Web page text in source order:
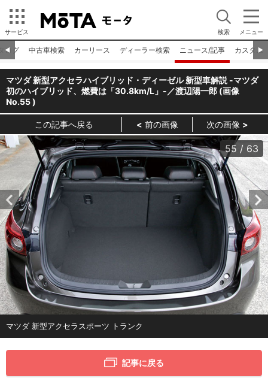
サービス 検索 メニュー
◀︎ ▶︎
ログ 中古車検索 カーリース ディーラー検索 ニュース/記事 カスタム
マツダ 新型アクセラハイブリッド・ディーゼル 新型車解説 -マツダ
初のハイブリッド、燃費は「30.8km/L」-／渡辺陽一郎 (画像
No.55)
この記事へ戻る 前の画像 次の画像
マツダ 新型アクセラスポーツ トランク
55 / 63
記事に戻る